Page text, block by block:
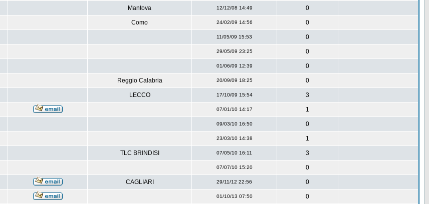
Mantova 12/12/08 14:49 0
Como 24/02/09 14:56 0
11/05/09 15:53 0
29/05/09 23:25 0
01/06/09 12:39 0
Reggio Calabria 20/09/09 18:25 0
LECCO 17/10/09 15:54 3
07/01/10 14:17 1
09/03/10 16:50 0
23/03/10 14:38 1
TLC BRINDISI 07/05/10 16:11 3
07/07/10 15:20 0
CAGLIARI 29/11/12 22:56 0
01/10/13 07:50 0